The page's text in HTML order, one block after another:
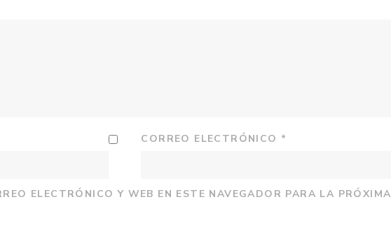
CORREO ELECTRÓNICO *
ELECTRÓNICO Y WEB EN ESTE NAVEGADOR PARA LA PRÓXIMA